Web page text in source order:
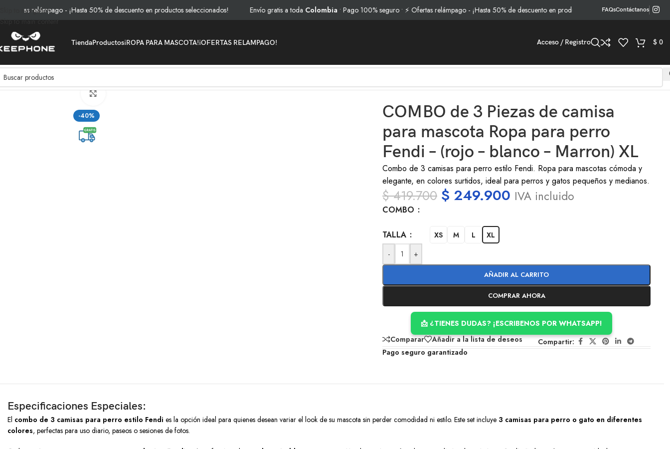
Skip to navigation
Skip to main content
relámpago - ¡Hasta 50% de descuento en productos seleccionados! Envío gratis a todaColombia• Pago 100% seguro • ⚡ Ofertas relámpago - ¡Hasta 50% de descuento en productos seleccionados!
FAQsContáctanos
TiendaProductos¡ROPA PARA MASCOTA!¡OFERTAS RELAMPAGO! Acceso / Registro $ 0
Inicio/Pets/Ropa/COMBO de 3 Piezas de camisa para mascota Ropa para perro Fendi – (rojo – blanco – Marron) XL
-40%
Clic para ampliar
COMBO de 3 Piezas de camisa
para mascota Ropa para perro
Fendi – (rojo – blanco – Marron) XL
Combo de 3 camisas para perro estilo Fendi. Ropa para mascotas cómoda y
elegante, en colores surtidos, ideal para perros y gatos pequeños y medianos.
$419.700 $ 249.900 IVA incluido
COMBO
TALLA XS M L
XL
-
+
AÑADIR AL CARRITO
COMPRAR AHORA
📩 ¿TIENES DUDAS? ¡ESCRIBENOS POR WHATSAPP!
Comparar
Añadir a la lista de deseos
Compartir:
Pago seguro garantizado
Especificaciones Especiales:
El combo de 3 camisas para perro estilo Fendi es la opción ideal para quienes desean variar el look de su mascota sin perder comodidad ni estilo. Este set incluye 3 camisas para perro o gato en diferentes
colores, perfectas para uso diario, paseos o sesiones de fotos.